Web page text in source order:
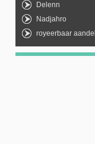
Delenn
Nadjahro
royeerbaar